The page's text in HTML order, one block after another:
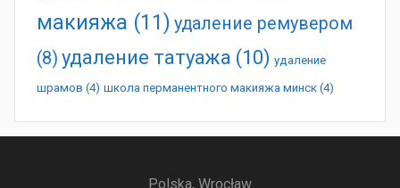
макияжа (11) удаление ремувером
(8) удаление татуажа (10) удаление
шрамов (4) школа перманентного макияжа минск (4)
Polska, Wrocław